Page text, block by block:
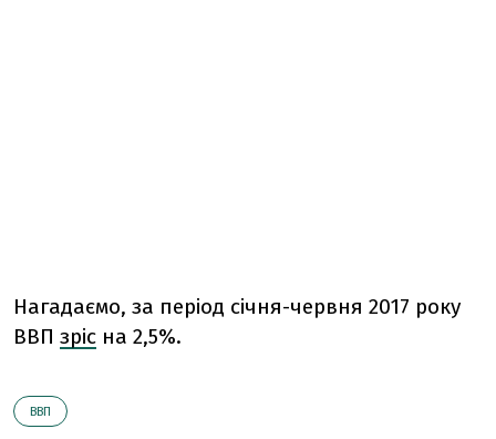
Нагадаємо, за період січня-червня 2017 року
ВВП зріс на 2,5%.
ВВП